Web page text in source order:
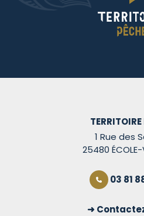
TERRITOIRE
1 Rue des
25480 ÉCOLE-
03 81